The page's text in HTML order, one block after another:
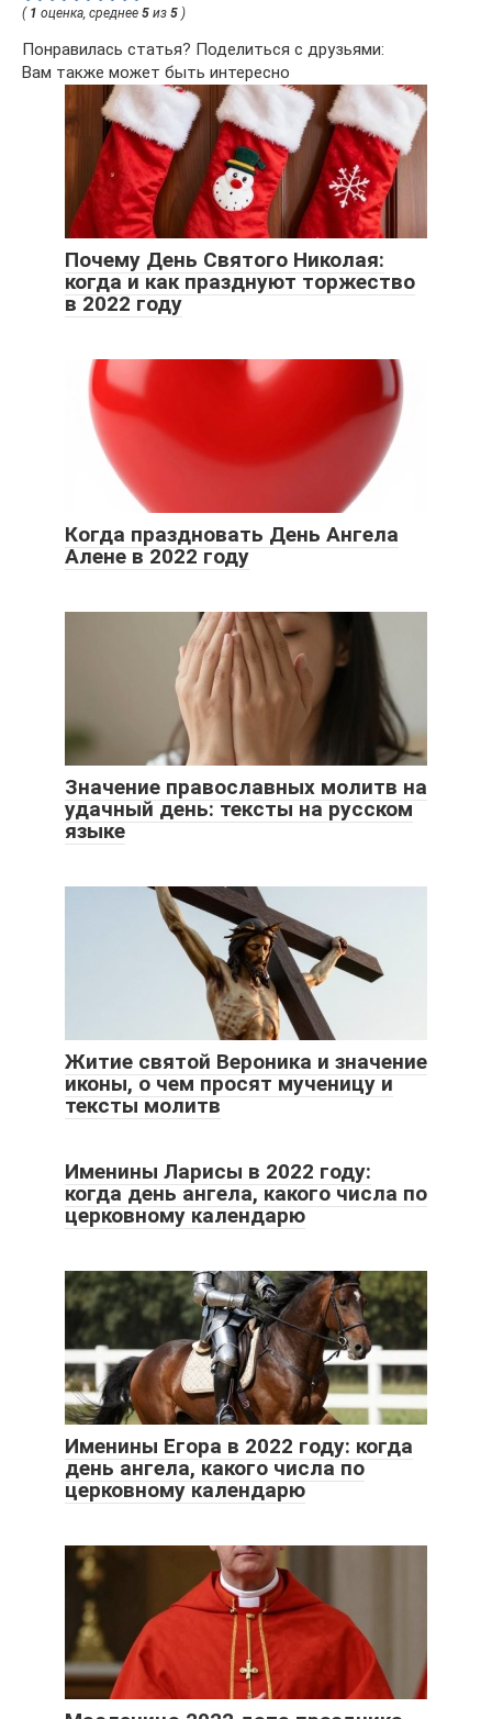
( 1 оценка, среднее 5 из 5 )
Понравилась статья? Поделиться с друзьями:
Вам также может быть интересно
Почему День Святого Николая:
когда и как празднуют торжество
в 2022 году
Когда праздновать День Ангела
Алене в 2022 году
Значение православных молитв на
удачный день: тексты на русском
языке
Житие святой Вероника и значение
иконы, о чем просят мученицу и
тексты молитв
Именины Ларисы в 2022 году:
когда день ангела, какого числа по
церковному календарю
Именины Егора в 2022 году: когда
день ангела, какого числа по
церковному календарю